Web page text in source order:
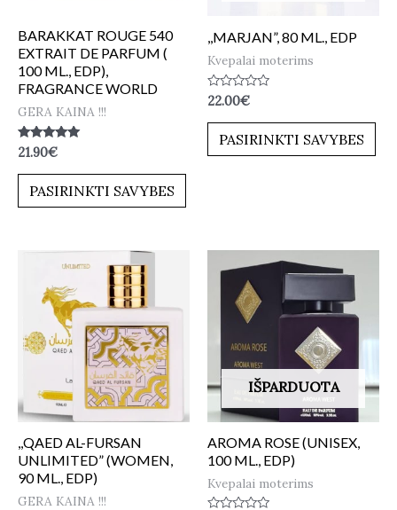
BARAKKAT ROUGE 540
EXTRAIT DE PARFUM (
100 ML., EDP),
FRAGRANCE WORLD
GERA KAINA !!!
Įvertinimas:
5.00
iš 5
21.90€
PASIRINKTI SAVYBES
,,MARJAN”, 80 ML., EDP
Kvepalai moterims
Įvertinimas:
0
iš
22.00€
PASIRINKTI SAVYBES
,,QAED AL-FURSAN
UNLIMITED” (WOMEN,
90 ML., EDP)
GERA KAINA !!!
IŠPARDUOTA
AROMA ROSE (UNISEX,
100 ML., EDP)
Kvepalai moterims